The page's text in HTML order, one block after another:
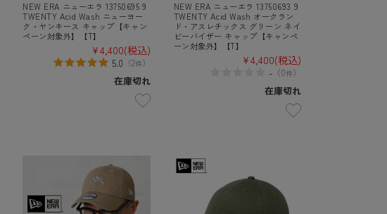
NEW ERA ニューエラ 13750695 9
TWENTY Acid Wash ニューヨー
ク・ヤンキース キャップ【キャン
ペーン対象外】【T】
¥4,400(税込)
5.0 （2件）
在庫切れ
NEW ERA ニューエラ 13750693 9
TWENTY Acid Wash オークラン
ド・アスレチックス グリーン ネイ
ビーバイザー キャップ【キャンペ
ーン対象外】【T】
¥4,400(税込)
- （0件）
在庫切れ